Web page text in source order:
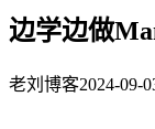
边学边做
老刘博客2024-09-